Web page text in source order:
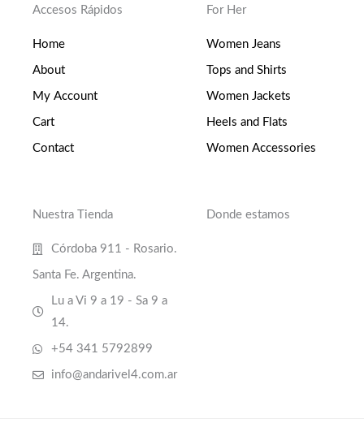
Accesos Rápidos
Home
About
My Account
Cart
Contact
For Her
Women Jeans
Tops and Shirts
Women Jackets
Heels and Flats
Women Accessories
Nuestra Tienda
Córdoba 911 - Rosario.
Santa Fe. Argentina.
Lu a Vi 9 a 19 - Sa 9 a
14.
+54 341 5792899
info@andarivel4.com.ar
Donde estamos